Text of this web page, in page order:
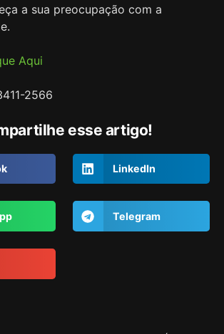
a sua preocupação com a
Aqui
2566
esse artigo!
LinkedIn
Telegram